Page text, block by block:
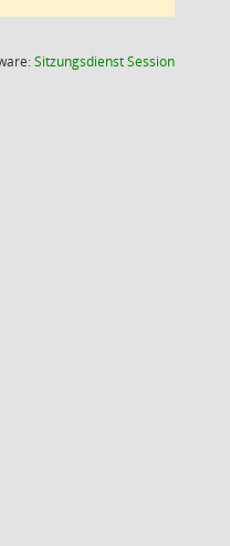
SitzungsdienstSession(Wird in